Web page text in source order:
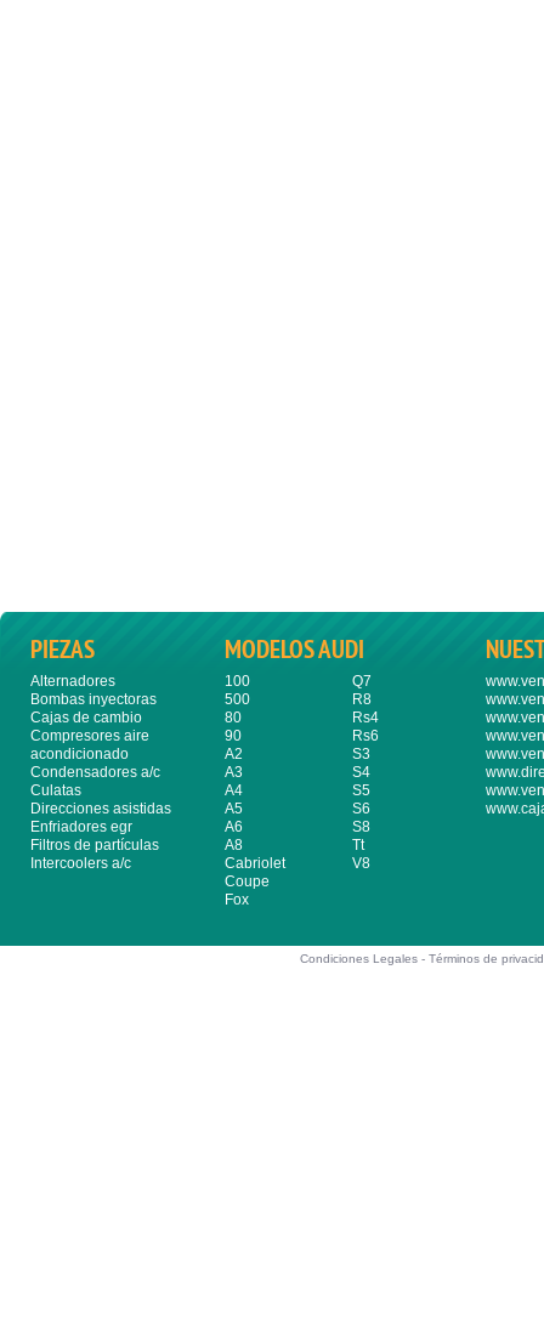
PIEZAS
Alternadores
Bombas inyectoras
Cajas de cambio
Compresores aire
acondicionado
Condensadores a/c
Culatas
Direcciones asistidas
Enfriadores egr
Filtros de partículas
Intercoolers a/c
MODELOS AUDI
100
500
80
90
A2
A3
A4
A5
A6
A8
Cabriolet
Coupe
Fox
Q7
R8
Rs4
Rs6
S3
S4
S5
S6
S8
Tt
V8
Condiciones Legales -Términos de